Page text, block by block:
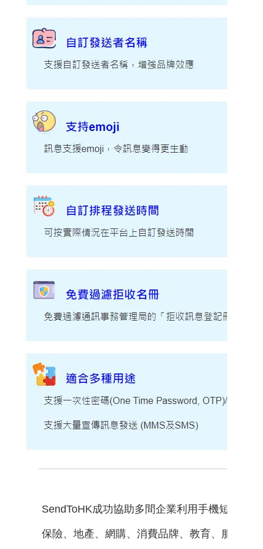
SendToHK成功協助多間企業利用手機短訊來
保險、地產、網購、消費品牌、教育、服裝、